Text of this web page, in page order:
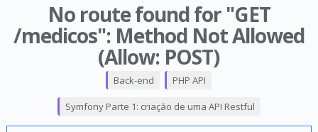
No route found for "GET
/medicos": Method Not Allowed
(Allow: POST)
Back-end PHP API
Symfony Parte 1: criação de uma API Restful